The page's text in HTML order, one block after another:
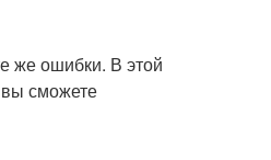
же ошибки. В этой
сможете